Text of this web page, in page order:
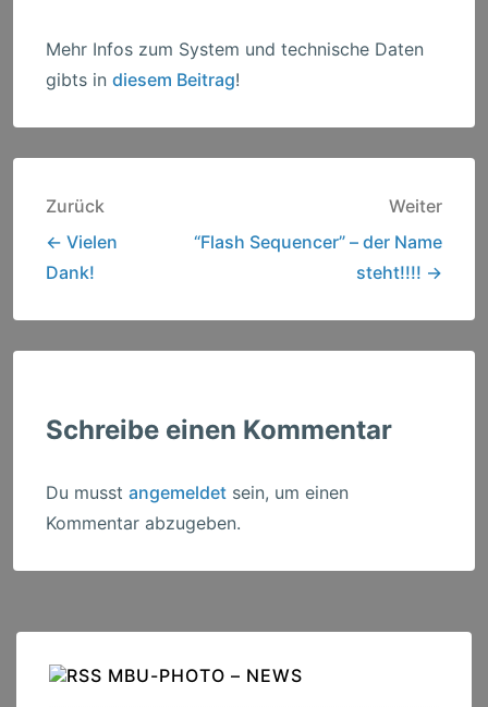
Mehr Infos zum System und technische Daten
gibts in diesem Beitrag!
Beitragsnavigation
Zurück
← Vielen
Dank!
Weiter
“Flash Sequencer” – der Name
steht!!!! →
Schreibe einen Kommentar
Du musst angemeldet sein, um einen
Kommentar abzugeben.
MBU-PHOTO – NEWS